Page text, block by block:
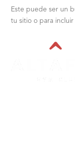
Este puede ser un
tu sitio o para